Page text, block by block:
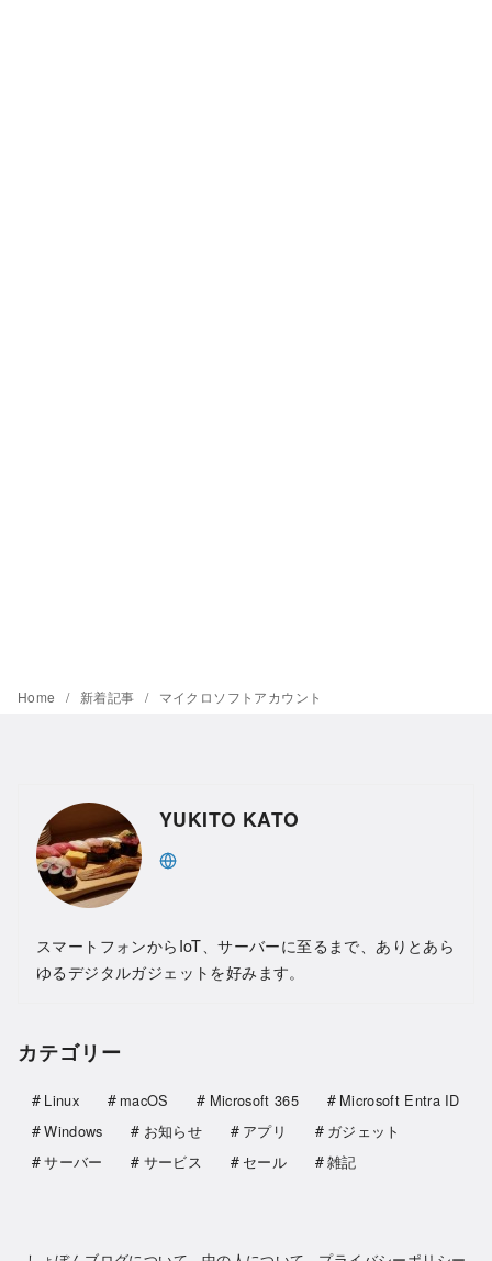
Home 新着記事 マイクロソフトアカウント
YUKITO KATO
スマートフォンからIoT、サーバーに至るまで、ありとあら
ゆるデジタルガジェットを好みます。
カテゴリー
Linux macOS Microsoft 365
Microsoft Entra ID
Windows
お知らせ アプリ
ガジェット
サーバー
サービス セール 雑記